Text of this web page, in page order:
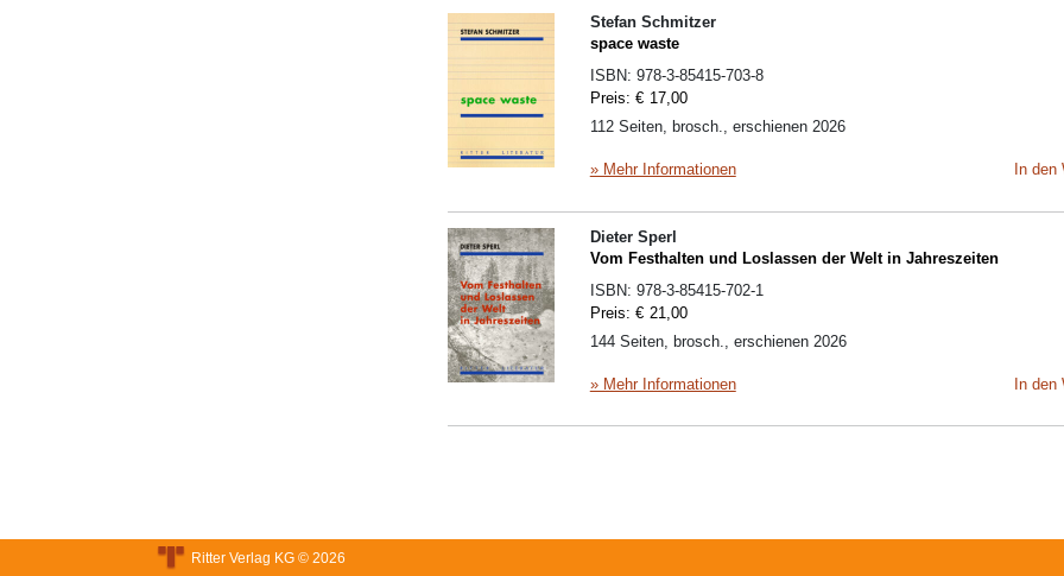
Stefan Schmitzer
space waste
ISBN: 978-3-85415-703-8
Preis: € 17,00
112 Seiten, brosch., erschienen 2026
» Mehr Informationen In den
Dieter Sperl
Vom Festhalten und Loslassen der Welt in Jahreszeiten
ISBN: 978-3-85415-702-1
Preis: € 21,00
144 Seiten, brosch., erschienen 2026
» Mehr Informationen In den
Ritter Verlag KG © 2026